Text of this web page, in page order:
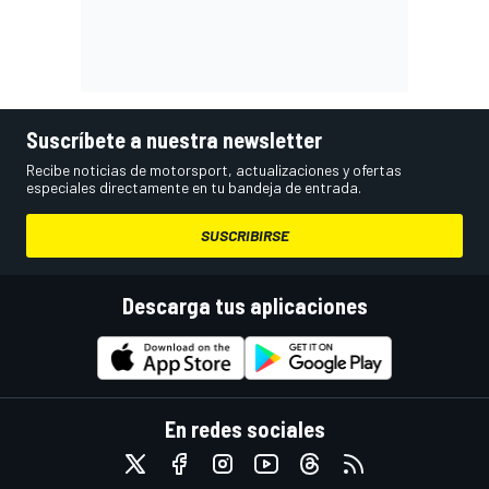
Suscríbete a nuestra newsletter
Recibe noticias de motorsport, actualizaciones y ofertas
especiales directamente en tu bandeja de entrada.
SUSCRIBIRSE
Descarga tus aplicaciones
En redes sociales